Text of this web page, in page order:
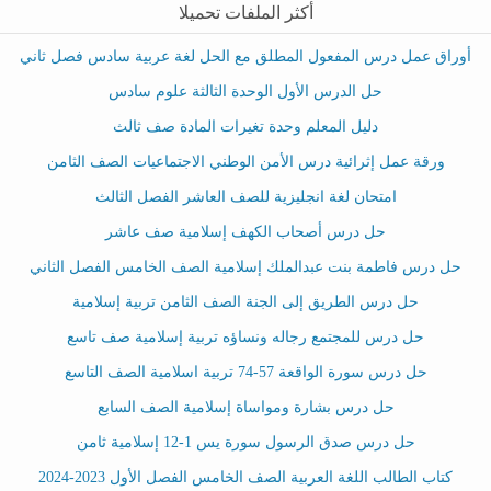
أكثر الملفات تحميلا
أوراق عمل درس المفعول المطلق مع الحل لغة عربية سادس فصل ثاني
حل الدرس الأول الوحدة الثالثة علوم سادس
دليل المعلم وحدة تغيرات المادة صف ثالث
ورقة عمل إثرائية درس الأمن الوطني الاجتماعيات الصف الثامن
امتحان لغة انجليزية للصف العاشر الفصل الثالث
حل درس أصحاب الكهف إسلامية صف عاشر
حل درس فاطمة بنت عبدالملك إسلامية الصف الخامس الفصل الثاني
حل درس الطريق إلى الجنة الصف الثامن تربية إسلامية
حل درس للمجتمع رجاله ونساؤه تربية إسلامية صف تاسع
حل درس سورة الواقعة 57-74 تربية اسلامية الصف التاسع
حل درس بشارة ومواساة إسلامية الصف السابع
حل درس صدق الرسول سورة يس 1-12 إسلامية ثامن
كتاب الطالب اللغة العربية الصف الخامس الفصل الأول 2023-2024